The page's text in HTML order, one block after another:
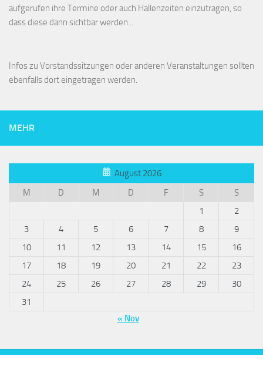
aufgerufen ihre Termine oder auch Hallenzeiten einzutragen, so
dass diese dann sichtbar werden...
Infos zu Vorstandssitzungen oder anderen Veranstaltungen sollten
ebenfalls dort eingetragen werden.
MEHR
August 2026
M
D M D F S
S
1
2
3
4 5 6 7 8
9
10
11 12 13 14 15
16
17
18 19 20 21 22
23
24
25 26 27 28 29
30
31
« Nov